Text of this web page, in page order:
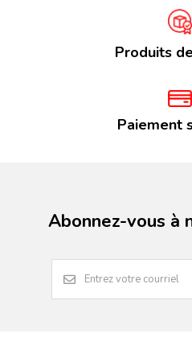
Produits
Paiement
Abonnez-vous à